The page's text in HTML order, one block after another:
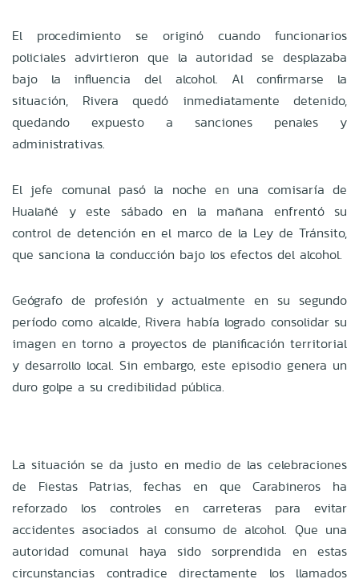
El procedimiento se originó cuando funcionarios
policiales advirtieron que la autoridad se desplazaba
bajo la influencia del alcohol. Al confirmarse la
situación, Rivera quedó inmediatamente detenido,
quedando expuesto a sanciones penales y
administrativas.
El jefe comunal pasó la noche en una comisaría de
Hualañé y este sábado en la mañana enfrentó su
control de detención en el marco de la Ley de Tránsito,
que sanciona la conducción bajo los efectos del alcohol.
Geógrafo de profesión y actualmente en su segundo
período como alcalde, Rivera había logrado consolidar su
imagen en torno a proyectos de planificación territorial
y desarrollo local. Sin embargo, este episodio genera un
duro golpe a su credibilidad pública.
La situación se da justo en medio de las celebraciones
de Fiestas Patrias, fechas en que Carabineros ha
reforzado los controles en carreteras para evitar
accidentes asociados al consumo de alcohol. Que una
autoridad comunal haya sido sorprendida en estas
circunstancias contradice directamente los llamados